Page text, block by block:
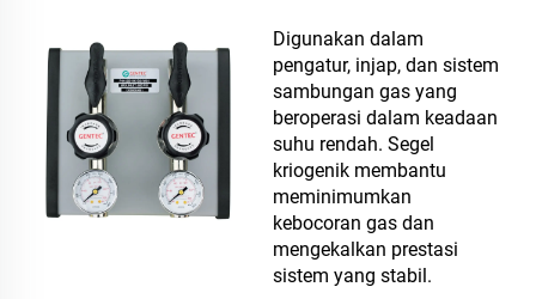
Digunakan dalam
pengatur, injap, dan sistem
sambungan gas yang
beroperasi dalam keadaan
suhu rendah. Segel
kriogenik membantu
meminimumkan
kebocoran gas dan
mengekalkan prestasi
sistem yang stabil.